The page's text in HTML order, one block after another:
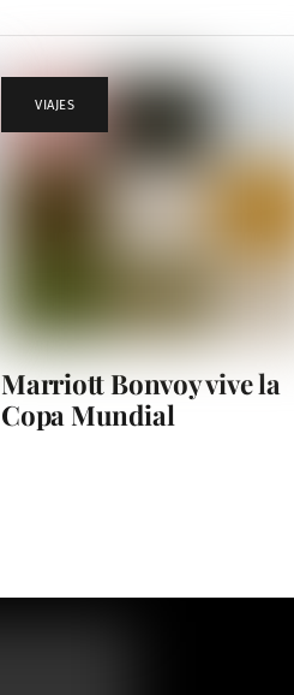
VIAJES
Marriott Bonvoy vive la
Copa Mundial